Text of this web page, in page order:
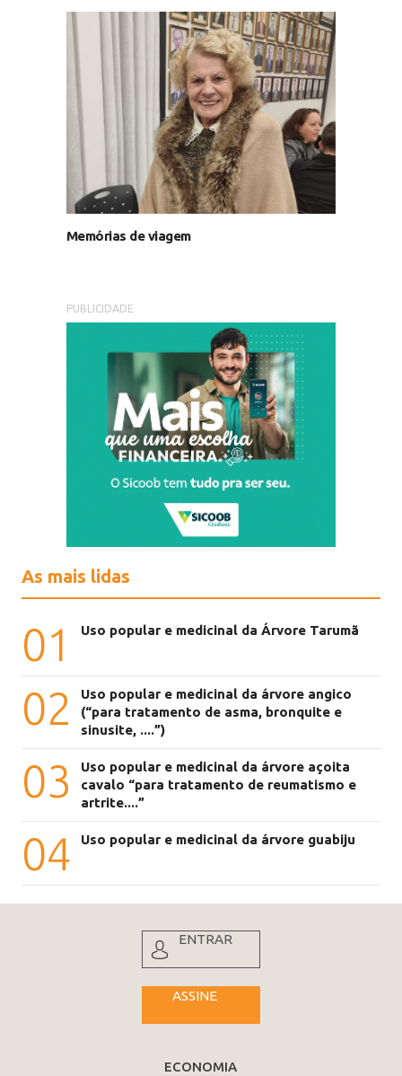
Memórias de viagem
PUBLICIDADE
As mais lidas
01 Uso popular e medicinal da Árvore Tarumã
02
Uso popular e medicinal da árvore angico
(“para tratamento de asma, bronquite e
sinusite, ....”)
03
Uso popular e medicinal da árvore açoita
cavalo “para tratamento de reumatismo e
artrite....”
04 Uso popular e medicinal da árvore guabiju
ENTRAR
ASSINE
ECONOMIA